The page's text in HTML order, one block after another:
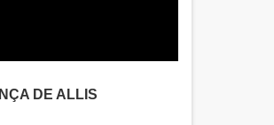
DE ALLIS